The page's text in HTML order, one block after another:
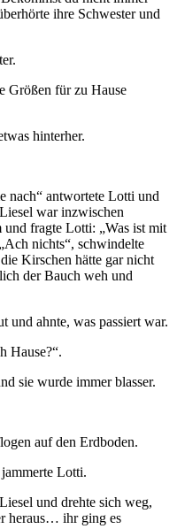
ihre Schwester und
Größen für zu Hause
hinterher.
nach“ antwortete Lotti und
war inzwischen
fragte Lotti: „Was ist mit
nichts“, schwindelte
Kirschen hätte gar nicht
der Bauch weh und
und ahnte, was passiert war.
Hause?“.
sie wurde immer blasser.
auf den Erdboden.
Lotti.
und drehte sich weg,
heraus… ihr ging es